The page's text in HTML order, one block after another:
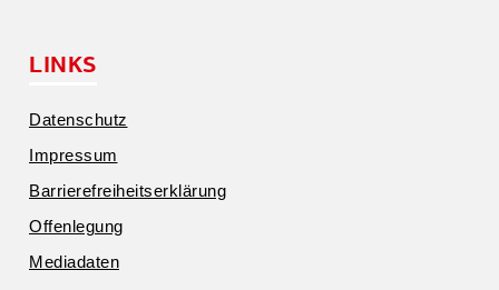
LINKS
Daten­schutz
Impressum
Barrie­re­frei­heits­er­klärung
Offen­legung
Media­daten